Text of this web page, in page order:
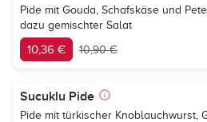
Pide mit Gouda, Schafskäse und
dazu gemischter Salat
10,36 € 10,90 €
Sucuklu Pide
Pide mit türkischer Knoblauchwurst,